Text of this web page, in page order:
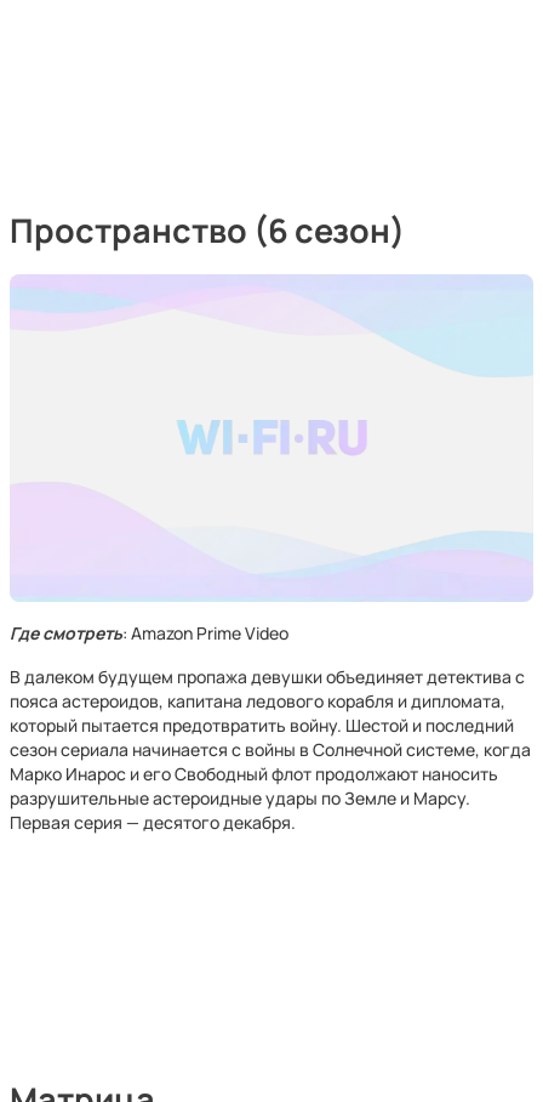
Пространство (6 сезон)
Где смотреть: Amazon Prime Video
В далеком будущем пропажа девушки объединяет детектива с
пояса астероидов, капитана ледового корабля и дипломата,
который пытается предотвратить войну. Шестой и последний
сезон сериала начинается с войны в Солнечной системе, когда
Марко Инарос и его Свободный флот продолжают наносить
разрушительные астероидные удары по Земле и Марсу.
Первая серия — десятого декабря.